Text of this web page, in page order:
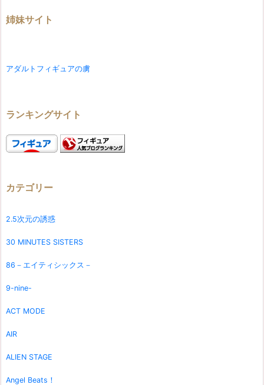
姉妹サイト
アダルトフィギュアの虜
ランキングサイト
カテゴリー
2.5次元の誘惑
30 MINUTES SISTERS
86－エイティシックス－
9-nine-
ACT MODE
AIR
ALIEN STAGE
Angel Beats！